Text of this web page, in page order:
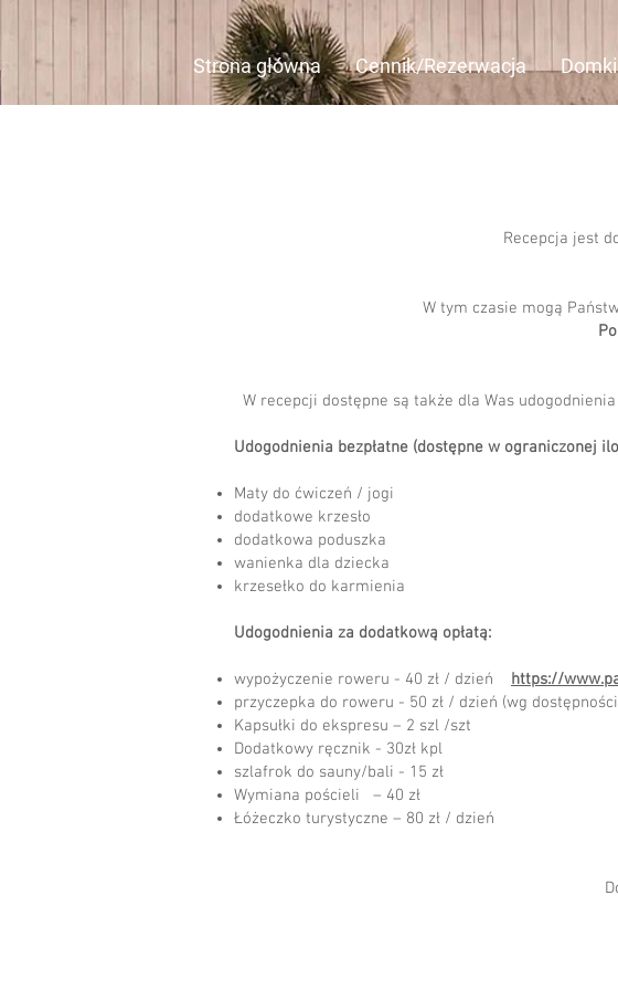
Strona główna Cennik/Rezerwacja Domki
Recepcja jest
W tym czasie mogą
W recepcji dostępne są także dla Was
Udogodnienia bezpłatne (dostępne w ograniczonej
Maty do ćwiczeń / jogi
dodatkowe krzesło
dodatkowa poduszka
wanienka dla dziecka
krzesełko do karmienia
Udogodnienia za dodatkową opłatą:
wypożyczenie roweru - 40 zł / dzień​ https://
przyczepka do roweru - 50 zł / dzień (wg
Kapsułki do ekspresu – 2 szl /szt
Dodatkowy ręcznik - 30zł kpl
szlafrok do sauny/bali - 15 zł
Wymiana pościeli – 40 zł
Łóżeczko turystyczne – 80 zł / dzień